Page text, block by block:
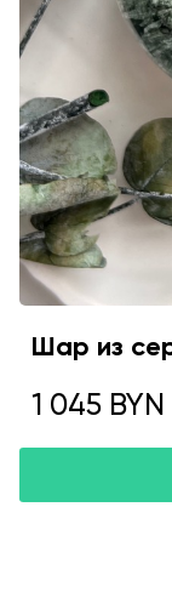
Шар из
1 045 BYN